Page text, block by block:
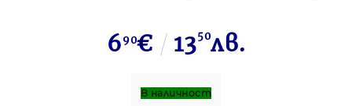
690€ 1350лв.
В наличност